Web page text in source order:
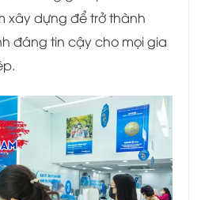
xây dựng để trở thành
đáng tin cậy cho mọi gia